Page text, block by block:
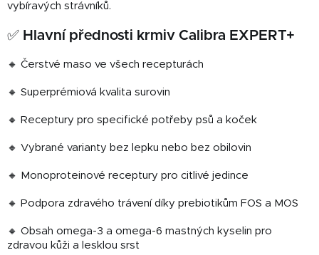
vybíravých strávníků.
✅ Hlavní přednosti krmiv Calibra EXPERT+
🔸 Čerstvé maso ve všech recepturách
🔸 Superprémiová kvalita surovin
🔸 Receptury pro specifické potřeby psů a koček
🔸 Vybrané varianty bez lepku nebo bez obilovin
🔸 Monoproteinové receptury pro citlivé jedince
🔸 Podpora zdravého trávení díky prebiotikům FOS a MOS
🔸 Obsah omega-3 a omega-6 mastných kyselin pro
zdravou kůži a lesklou srst